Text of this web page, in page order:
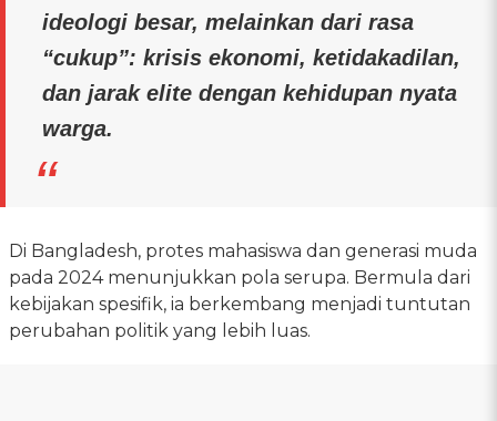
ideologi besar, melainkan dari rasa
“cukup”: krisis ekonomi, ketidakadilan,
dan jarak elite dengan kehidupan nyata
warga.
Di Bangladesh, protes mahasiswa dan generasi muda
pada 2024 menunjukkan pola serupa. Bermula dari
kebijakan spesifik, ia berkembang menjadi tuntutan
perubahan politik yang lebih luas.